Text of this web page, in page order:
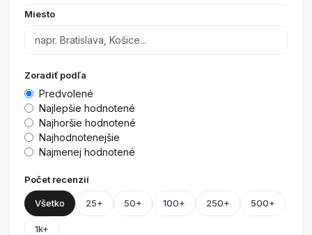
Miesto
Zoradiť podľa
Predvolené
Najlepšie hodnotené
Najhoršie hodnotené
Najhodnotenejšie
Najmenej hodnotené
Počet recenzií
Všetko 25+ 50+ 100+ 250+ 500+
1k+